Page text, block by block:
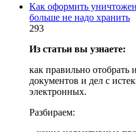
Как оформить
больше не надо хранить
293
Из статьи вы узнаете:
как правильно
документов и дел с
электронных.
Разбираем: